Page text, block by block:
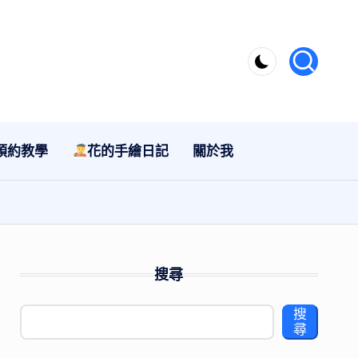
約教學 花的手繪日記 關於我
搜尋
搜
尋